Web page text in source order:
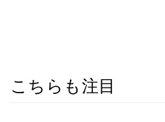
こちらも注目